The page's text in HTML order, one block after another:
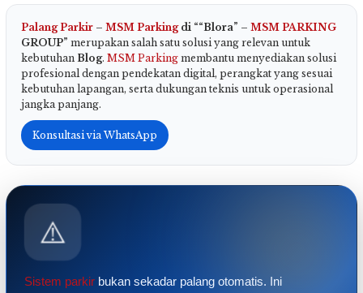
Palang Parkir – MSM Parkingdi ““Blora” – MSM PARKING
GROUP” merupakan salah satu solusi yang relevan untuk
kebutuhan Blog. MSM Parking membantu menyediakan solusi
profesional dengan pendekatan digital, perangkat yang sesuai
kebutuhan lapangan, serta dukungan teknis untuk operasional
jangka panjang.
Konsultasi via WhatsApp
⚠️
Sistem parkir bukan sekadar palang otomatis. Ini